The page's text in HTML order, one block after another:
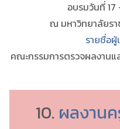
อบรมวันที่
ณ มหาวิทยาลัยรา
รายชื่อผู้
คณะกรรมการตรวจผลงานแ
10. ผลงาน